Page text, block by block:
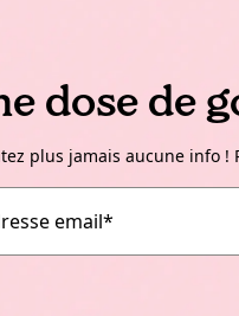
dose de
plus jamais aucune info !
email*